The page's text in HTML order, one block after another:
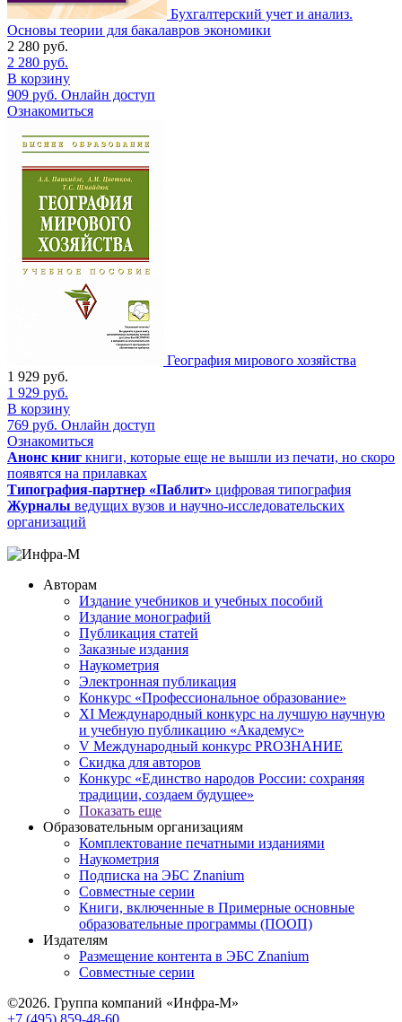
Бухгалтерский учет и анализ.
Основы теории для бакалавров экономики
2 280 руб.
2 280 руб.
В корзину
909 руб. Онлайн доступ
Ознакомиться
География мирового хозяйства
1 929 руб.
1 929 руб.
В корзину
769 руб. Онлайн доступ
Ознакомиться
Анонс книг книги, которые еще не вышли из печати, но скоро
появятся на прилавках
Типография-партнер «Паблит» цифровая типография
Журналы ведущих вузов и научно-исследовательских
организаций
Авторам
Издание учебников и учебных пособий
Издание монографий
Публикация статей
Заказные издания
Наукометрия
Электронная публикация
Конкурс «Профессиональное образование»
XI Международный конкурс на лучшую научную
и учебную публикацию «Академус»
V Международный конкурс PROЗНАНИЕ
Скидка для авторов
Конкурс «Единство народов России: сохраняя
традиции, создаем будущее»
Показать еще
Образовательным организациям
Комплектование печатными изданиями
Наукометрия
Подписка на ЭБС Znanium
Совместные серии
Книги, включенные в Примерные основные
образовательные программы (ПООП)
Издателям
Размещение контента в ЭБС Znanium
Совместные серии
©2026. Группа компаний «Инфра-М»
+7 (495) 859-48-60